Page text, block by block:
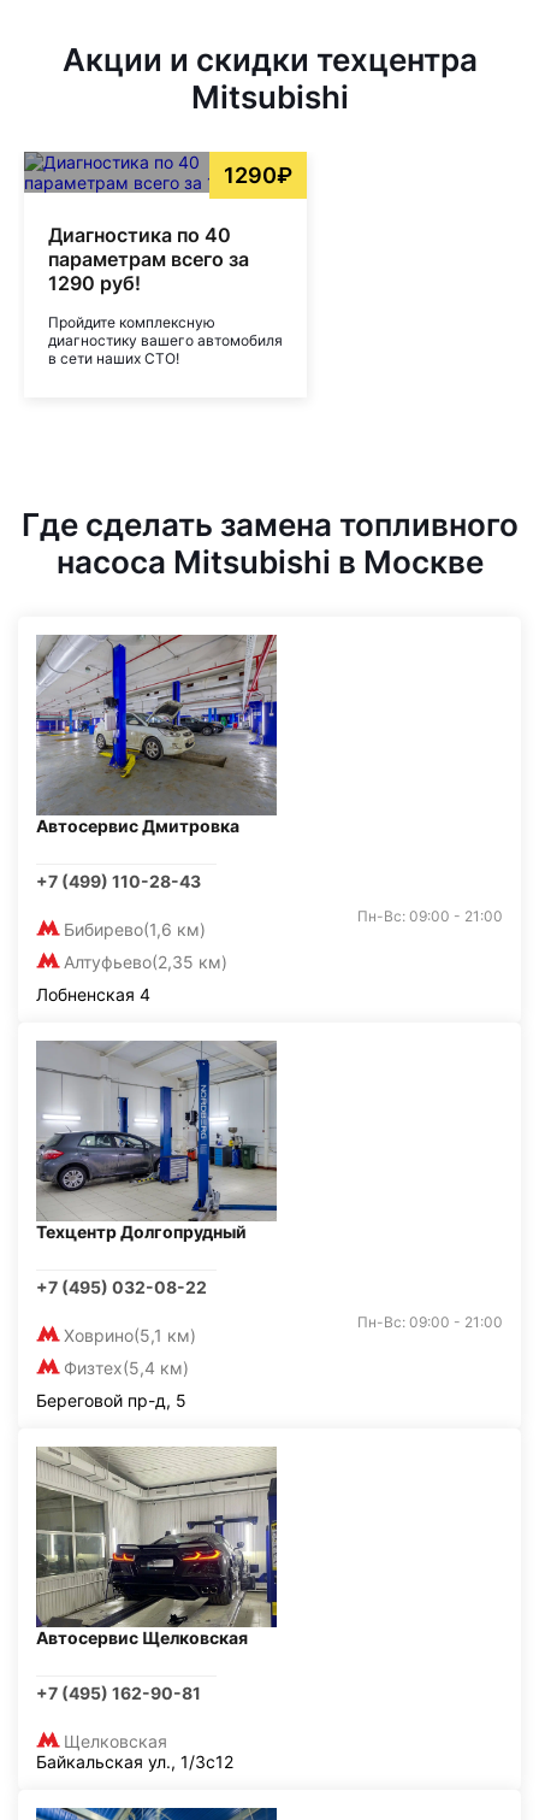
Акции и скидки техцентра
Mitsubishi
1290₽
Диагностика по 40
параметрам всего за
1290 руб!
Пройдите комплексную
диагностику вашего автомобиля
в сети наших СТО!
Где сделать замена топливного
насоса Mitsubishi в Москве
Автосервис Дмитровка
+7 (499) 110-28-43
Бибирево(1,6 км)
Алтуфьево(2,35 км)
Пн-Вс: 09:00 - 21:00
Лобненская 4
Техцентр Долгопрудный
+7 (495) 032-08-22
Ховрино(5,1 км)
Физтех(5,4 км)
Пн-Вс: 09:00 - 21:00
Береговой пр-д, 5
Автосервис Щелковская
+7 (495) 162-90-81
Щелковская
Байкальская ул., 1/3с12